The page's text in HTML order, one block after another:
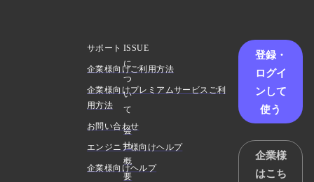
ISSUE
に
つ
い
て
会
社
概
要
サポート
企業様向けご利用方法
企業様向けプレミアムサービスご利
用方法
お問い合わせ
エンジニア様向けヘルプ
企業様向けヘルプ
登録・
ログイ
ンして
使う
企業様
はこち